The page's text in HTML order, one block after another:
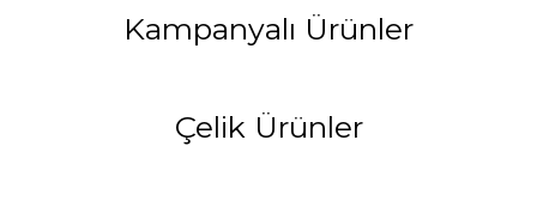
Kampanyalı Ürünler
Çelik Ürünler